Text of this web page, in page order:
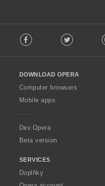
o
w
O
p
a
Facebook Twitter
DOWNLOAD OPERA
Computer browsers
Mobile apps
Dev.Opera
Beta version
SERVICES
Doplňky